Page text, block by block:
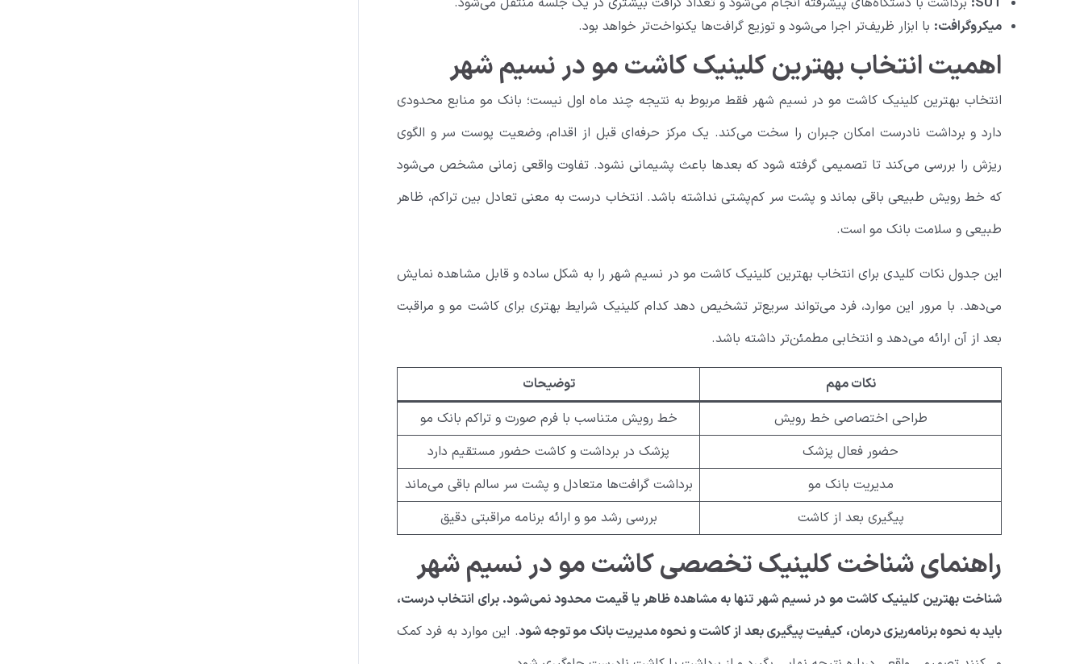
میکروگرافت: با ابزار ظریف‌تر اجرا می‌شود و توزیع گرافت‌ها یکنواخت‌تر خواهد بود.
اهمیت انتخاب بهترین کلینیک کاشت مو در نسیم شهر
انتخاب بهترین کلینیک کاشت مو در نسیم شهر فقط مربوط به نتیجه چند ماه اول نیست؛ بانک مو منابع محدودی
دارد و برداشت نادرست امکان جبران را سخت می‌کند. یک مرکز حرفه‌ای قبل از اقدام، وضعیت پوست سر و الگوی
ریزش را بررسی می‌کند تا تصمیمی گرفته شود که بعدها باعث پشیمانی نشود. تفاوت واقعی زمانی مشخص می‌شود
که خط رویش طبیعی باقی بماند و پشت سر کم‌پشتی نداشته باشد. انتخاب درست به معنی تعادل بین تراکم، ظاهر
طبیعی و سلامت بانک مو است.
این جدول نکات کلیدی برای انتخاب بهترین کلینیک کاشت مو در نسیم شهر را به شکل ساده و قابل مشاهده نمایش
می‌دهد. با مرور این موارد، فرد می‌تواند سریع‌تر تشخیص دهد کدام کلینیک شرایط بهتری برای کاشت مو و مراقبت
بعد از آن ارائه می‌دهد و انتخابی مطمئن‌تر داشته باشد.
نکات مهم
توضیحات
طراحی اختصاصی خط رویش
خط رویش متناسب با فرم صورت و تراکم بانک مو
حضور فعال پزشک
پزشک در برداشت و کاشت حضور مستقیم دارد
مدیریت بانک مو
برداشت گرافت‌ها متعادل و پشت سر سالم باقی می‌ماند
پیگیری بعد از کاشت
بررسی رشد مو و ارائه برنامه مراقبتی دقیق
راهنمای شناخت کلینیک تخصصی کاشت مو در نسیم شهر
شناخت بهترین کلینیک کاشت مو در نسیم شهر تنها به مشاهده ظاهر یا قیمت محدود نمی‌شود. برای انتخاب درست،
باید به نحوه برنامه‌ریزی درمان، کیفیت پیگیری بعد از کاشت و نحوه مدیریت بانک مو توجه شود. این موارد به فرد کمک